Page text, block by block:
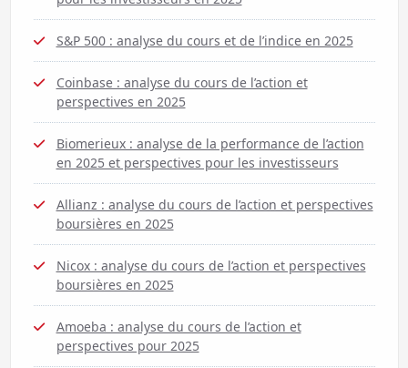
S&P 500 : analyse du cours et de l’indice en 2025
Coinbase : analyse du cours de l’action et
perspectives en 2025
Biomerieux : analyse de la performance de l’action
en 2025 et perspectives pour les investisseurs
Allianz : analyse du cours de l’action et perspectives
boursières en 2025
Nicox : analyse du cours de l’action et perspectives
boursières en 2025
Amoeba : analyse du cours de l’action et
perspectives pour 2025